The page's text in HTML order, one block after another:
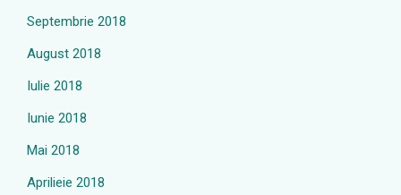
Septembrie 2018
August 2018
Iulie 2018
Iunie 2018
Mai 2018
Aprilieie 2018